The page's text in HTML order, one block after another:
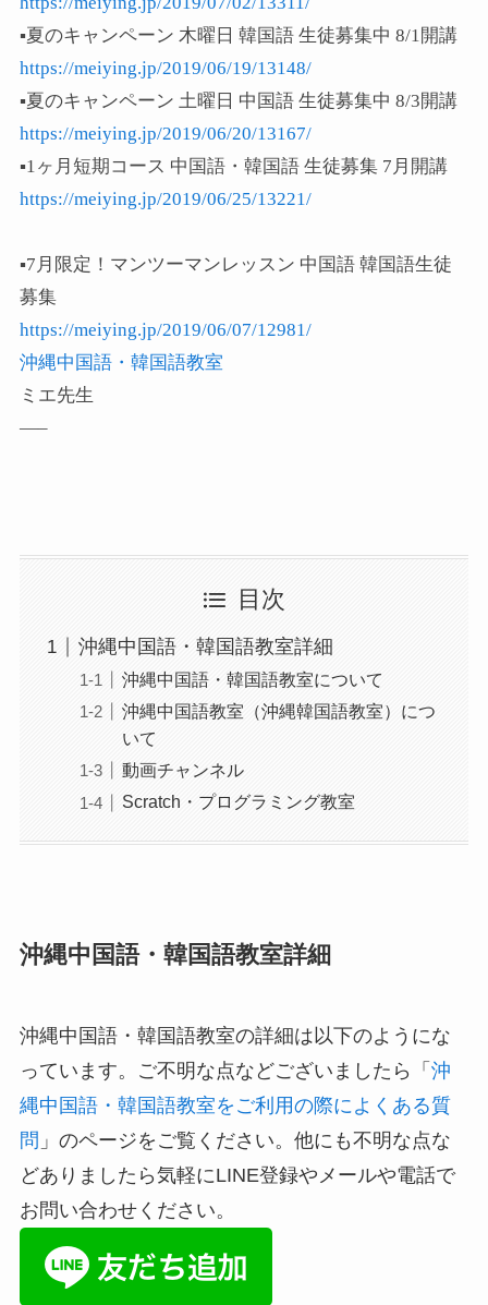
▪️夏のキャンペーン 木曜日 韓国語 生徒募集中 8/1 開講
https://meiying.jp/2019/06/19/13148/
▪️夏のキャンペーン 土曜日 中国語 生徒募集中 8/3開講
https://meiying.jp/2019/06/20/13167/
▪️1ヶ月短期コース 中国語・韓国語 生徒募集 7月開講
https://meiying.jp/2019/06/25/13221/
▪️7 月限定！マンツーマンレッスン 中国語 韓国語生徒
募集
https://meiying.jp/2019/06/07/12981/
沖縄中国語・韓国語教室
ミエ先生
—–
目次
沖縄中国語・韓国語教室詳細
沖縄中国語・韓国語教室について
沖縄中国語教室（沖縄韓国語教室）につ
いて
動画チャンネル
Scratch・プログラミング教室
沖縄中国語・韓国語教室詳細
沖縄中国語・韓国語教室の詳細は以下のようにな
っています。ご不明な点などございましたら「 沖
縄中国語・韓国語教室をご利用の際によくある質
問 」のページをご覧ください。他にも不明な点な
どありましたら気軽にLINE登録やメールや電話で
お問い合わせください。